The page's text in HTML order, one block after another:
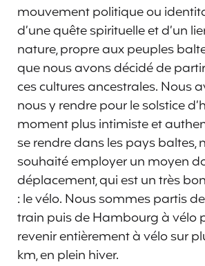
mouvement politique ou
d’une quête spirituelle et d’un
nature, propre aux peuples
que nous avons décidé de
ces cultures ancestrales. Nous
nous y rendre pour le solstice
moment plus intimiste et
se rendre dans les pays baltes,
souhaité employer un moyen
déplacement, qui est un très
: le vélo. Nous sommes partis
train puis de Hambourg à vélo
revenir entièrement à vélo sur
km, en plein hiver.